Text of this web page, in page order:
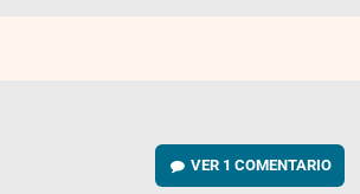
VER 1 COMENTARIO